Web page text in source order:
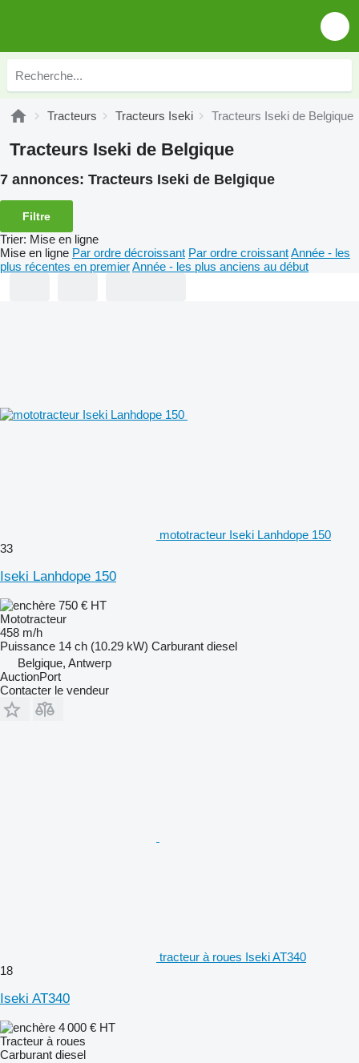
Tracteurs Tracteurs Iseki Tracteurs Iseki de Belgique
Tracteurs Iseki de Belgique
7 annonces: Tracteurs Iseki de Belgique
Filtre
Trier: Mise en ligne
Mise en ligne Par ordre décroissant Par ordre croissantAnnée - les
plus récentes en premierAnnée - les plus anciens au début
mototracteur Iseki Lanhdope 150
33
Iseki Lanhdope 150
750 € HT
Mototracteur
458 m/h
Puissance 14 ch (10.29 kW) Carburant diesel
Belgique, Antwerp
AuctionPort
Contacter le vendeur
tracteur à roues Iseki AT340
18
Iseki AT340
4 000 € HT
Tracteur à roues
Carburant diesel